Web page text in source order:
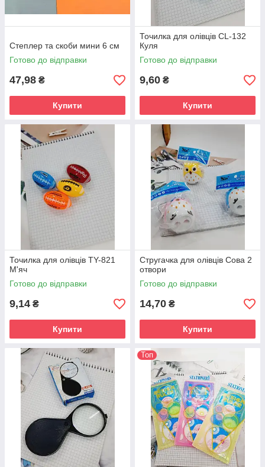
Степлер та скоби мини 6 см
Готово до відправки
47,98 ₴
Купити
Точилка для олівців CL-132
Куля
Готово до відправки
9,60 ₴
Купити
Точилка для олівців TY-821
М'яч
Готово до відправки
9,14 ₴
Купити
Стругачка для олівців Сова 2
отвори
Готово до відправки
14,70 ₴
Купити
Топ